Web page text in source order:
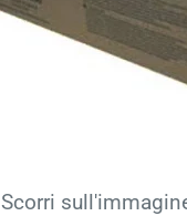
Scorri